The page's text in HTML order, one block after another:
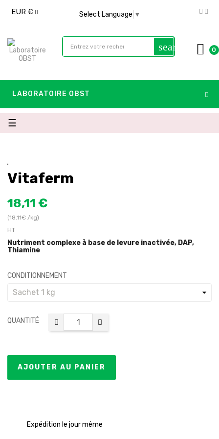
EUR € Select Language ▼
search 0
LABORATOIRE OBST
Basculer
la
☰
Vitaferm
18,11 €
(18.11€ /kg)
HT
Nutriment complexe à base de levure inactivée, DAP,
Thiamine
CONDITIONNEMENT
QUANTITÉ
AJOUTER AU PANIER
Expédition le jour même